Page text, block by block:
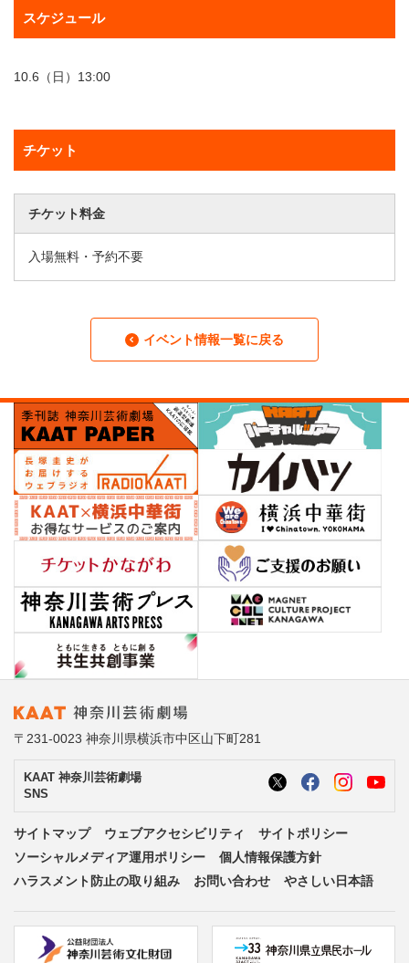
スケジュール
10.6（日）13:00
チケット
チケット料金
入場無料・予約不要
イベント情報一覧に戻る
〒231-0023 神奈川県横浜市中区山下町281
KAAT 神奈川芸術劇場
SNS
サイトマップ ウェブアクセシビリティ
サイトポリシー
ソーシャルメディア運用ポリシー
個人情報保護方針
ハラスメント防止の取り組み
お問い合わせ やさしい日本語